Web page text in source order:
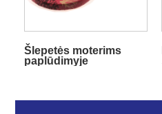
Šlepetės moterims
paplūdimyje